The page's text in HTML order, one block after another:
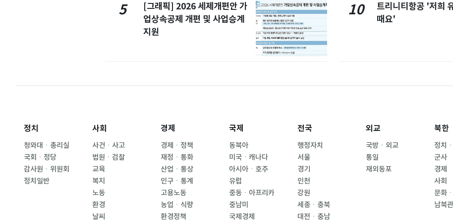
5
[그래픽] 2026 세제개편안 가
업상속공제 개편 및 사업승계
지원
10
트리니티항공 '저희
때요'
정치
청와대ㆍ총리실
국회ㆍ정당
감사원ㆍ위원회
정치일반
사회
사건ㆍ사고
법원ㆍ검찰
교육
복지
노동
환경
날씨
경제
경제ㆍ정책
재정ㆍ통화
산업ㆍ통상
인구ㆍ통계
고용노동
농업ㆍ식량
환경정책
국제
동북아
미국ㆍ캐나다
아시아ㆍ호주
유럽
중동ㆍ아프리카
중남미
국제경제
전국
행정자치
서울
경기
인천
강원
세종ㆍ충북
대전ㆍ충남
외교
국방ㆍ외교
통일
재외동포
북한
정치
군사
경제
사회
문화
남북